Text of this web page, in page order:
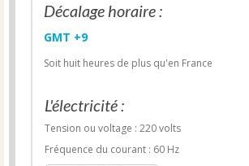
Décalage horaire :
GMT +9
Soit huit heures de plus qu'en France
L'électricité :
Tension ou voltage : 220 volts
Fréquence du courant : 60 Hz